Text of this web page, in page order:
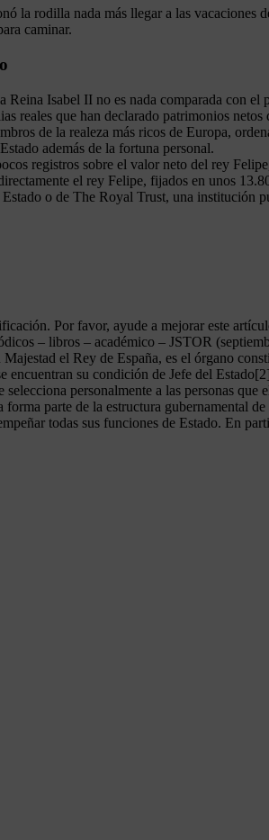
la rodilla nada más llegar a las
caminar.
Isabel II no es nada comparada con
reales que han declarado patrimonios
de la realeza más ricos de Europa,
además de la fortuna personal.
registros sobre el valor neto del rey
el rey Felipe, fijados en unos
o de The Royal Trust, una
Por favor, ayude a mejorar este
– libros – académico – JSTOR
el Rey de España, es el órgano
encuentran su condición de Jefe del
personalmente a las personas
parte de la estructura gubernamental
todas sus funciones de Estado. En